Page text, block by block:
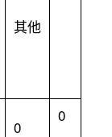
其他
0
0